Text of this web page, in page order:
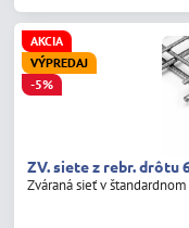
ZV. siete z rebr. drôtu
AKCIA
VÝPREDAJ
-5%
Zváraná sieť v